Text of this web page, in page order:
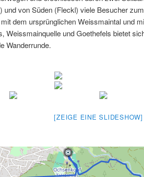
und von Süden (Fleckl) viele Besucher
dem ursprünglichen Weissmaintal und
Weissmainquelle und Goethefels bietet
Wanderrunde.
[ZEIGE EINE SLIDESHOW]